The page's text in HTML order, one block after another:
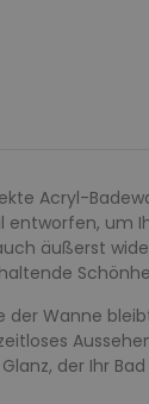
Acryl-
um
äußerst
der Wanne
der Ihr